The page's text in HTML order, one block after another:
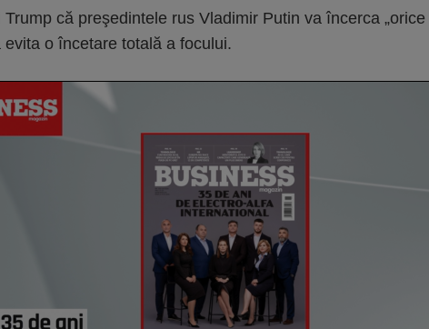
că preşedintele rus Vladimir Putin va încerca „orice
evita o încetare totală a focului.